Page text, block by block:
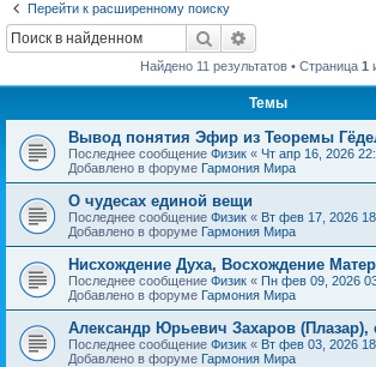
Перейти к расширенному поиску
Поиск
Найдено 11 результатов • Страница 1
Темы
Вывод понятия Эфир из Теоремы
Последнее сообщение Физик « Чт апр 16, 2026
Добавлено в форуме Гармония Мира
О чудесах единой вещи
Последнее сообщение Физик « Вт фев 17, 2026
Добавлено в форуме Гармония Мира
Нисхождение Духа, Восхождение
Последнее сообщение Физик « Пн фев 09, 2026
Добавлено в форуме Гармония Мира
Александр Юрьевич Захаров (Плазар),
Последнее сообщение Физик « Вт фев 03, 2026
Добавлено в форуме Гармония Мира